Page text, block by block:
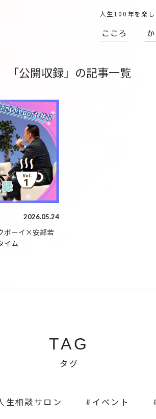
人生100年を楽
こころ
「公開収録」の記事一覧
2026.05.24
ボーイ×安部若
イム
TAG
タグ
生相談サロン イベント